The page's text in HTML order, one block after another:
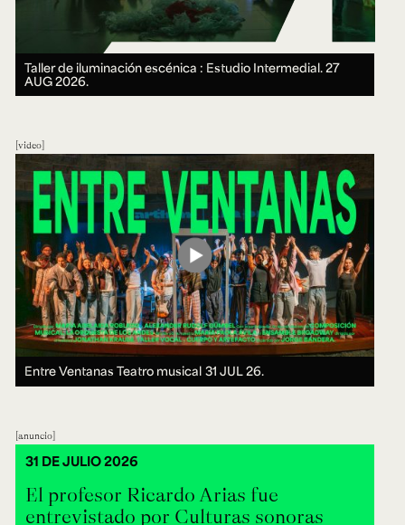
Taller de iluminación escénica : Estudio Intermedial.27
AUG 2026.
video
Entre Ventanas Teatro musical 31 JUL 26.
anuncio
El profesor Ricardo Arias fue
entrevistado por Culturas sonoras
31 DE JULIO 2026